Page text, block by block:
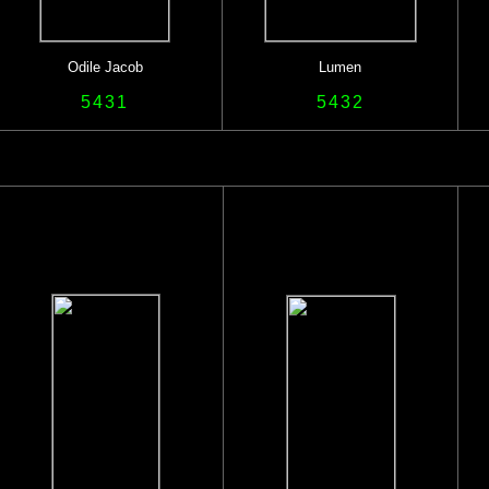
Odile Jacob Lumen
5431 5432